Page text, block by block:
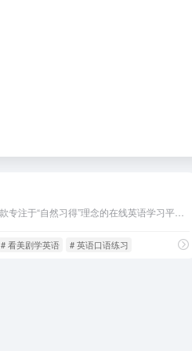
# 看美剧学英语 # 英语口语练习